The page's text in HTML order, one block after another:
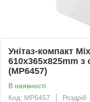
Унітаз-компакт
610x365x825mm
(MP6457)
В наявності
Код: MP6457
Роздріб